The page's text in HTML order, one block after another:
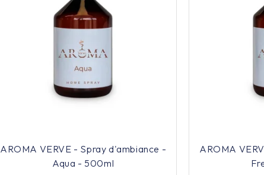
AROMA VERVE - Spray d'ambiance -
Aqua - 500ml
AROMA